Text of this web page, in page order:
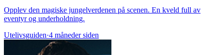
Opplev den magiske jungelverdenen på scenen. En kveld full av
eventyr og underholdning.
Utelivsguiden·4 måneder siden